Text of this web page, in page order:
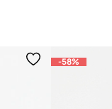
-58%